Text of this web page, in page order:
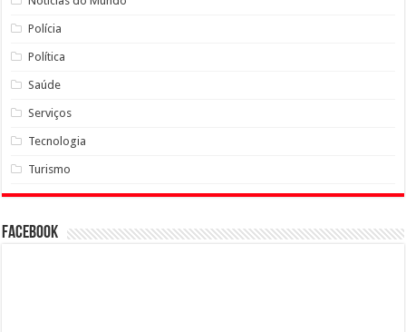
Polícia
Política
Saúde
Serviços
Tecnologia
Turismo
Facebook